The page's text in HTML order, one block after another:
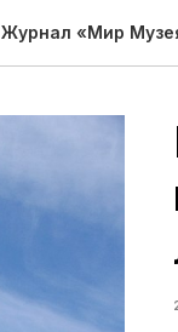
Журнал «Мир